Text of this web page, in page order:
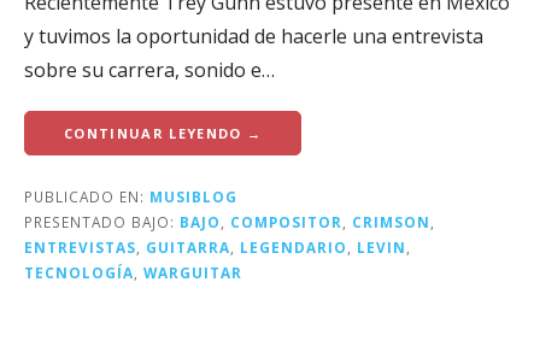
y tuvimos la oportunidad de hacerle una entrevista
sobre su carrera, sonido e…
CONTINUAR LEYENDO →
PUBLICADO EN: MUSIBLOG
PRESENTADO BAJO: BAJO COMPOSITOR CRIMSON
ENTREVISTAS
GUITARRA LEGENDARIO LEVIN
TECNOLOGÍA WARGUITAR